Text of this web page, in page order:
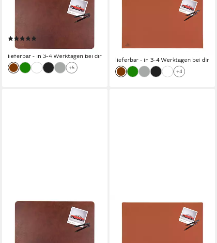
Schreibtischunterlage aus
Schreibunterlage, (1 tlg)
ab 149,90 €
lieferbar - in 3-4 Werktagen bei dir
+5
Schreibtischunterlage aus
249,90 €
lieferbar - in 3-4 Werktagen bei dir
+4
CENTAUR
Schreibtischunterlage aus
Schreibunterlage, (1 tlg)
Schreibtischunterlage aus